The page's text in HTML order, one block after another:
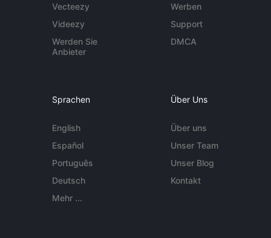
Vecteezy
Videezy
Werden Sie
Anbieter
Werben
Support
DMCA
Sprachen
English
Español
Português
Deutsch
Mehr ...
Über Uns
Über uns
Unser Team
Unser Blog
Kontakt